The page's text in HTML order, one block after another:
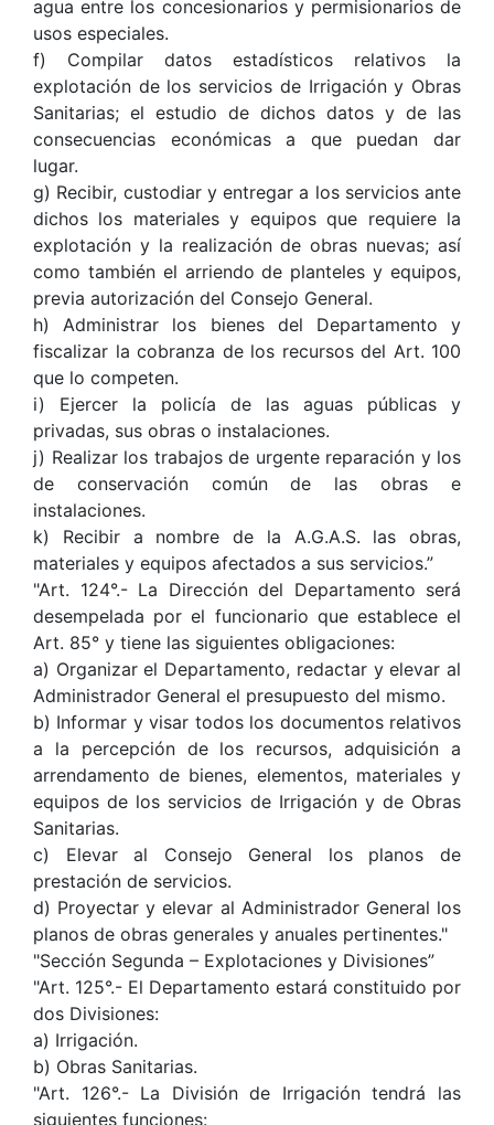
agua entre los concesionarios y permisionarios de
usos especiales.
f) Compilar datos estadísticos relativos la
explotación de los servicios de Irrigación y Obras
Sanitarias; el estudio de dichos datos y de las
consecuencias económicas a que puedan dar
lugar.
g) Recibir, custodiar y entregar a los servicios ante
dichos los materiales y equipos que requiere la
explotación y la realización de obras nuevas; así
como también el arriendo de planteles y equipos,
previa autorización del Consejo General.
h) Administrar los bienes del Departamento y
fiscalizar la cobranza de los recursos del Art. 100
que lo competen.
i) Ejercer la policía de las aguas públicas y
privadas, sus obras o instalaciones.
j) Realizar los trabajos de urgente reparación y los
de conservación común de las obras e
instalaciones.
k) Recibir a nombre de la A.G.A.S. las obras,
materiales y equipos afectados a sus servicios.”
"Art. 124°.- La Dirección del Departamento será
desempelada por el funcionario que establece el
Art. 85° y tiene las siguientes obligaciones:
a) Organizar el Departamento, redactar y elevar al
Administrador General el presupuesto del mismo.
b) Informar y visar todos los documentos relativos
a la percepción de los recursos, adquisición a
arrendamento de bienes, elementos, materiales y
equipos de los servicios de Irrigación y de Obras
Sanitarias.
c) Elevar al Consejo General los planos de
prestación de servicios.
d) Proyectar y elevar al Administrador General los
planos de obras generales y anuales pertinentes."
"Sección Segunda – Explotaciones y Divisiones”
"Art. 125°.- El Departamento estará constituido por
dos Divisiones:
a) Irrigación.
b) Obras Sanitarias.
"Art. 126°.- La División de Irrigación tendrá las
siguientes funciones: